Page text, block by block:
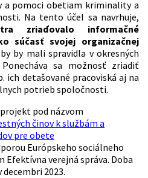
a pomoci obetiam kriminality a
Na tento účel sa navrhuje,
zriaďovalo informačné
súčasť svojej organizačnej
by mali spravidla v okresných
sa možnosť zriadiť
ich detašované pracoviská aj na
potrieb spoločnosti.
pod názvom
činov k službám a
pre obete
Európskeho sociálneho
Efektívna verejná správa. Doba
2023.